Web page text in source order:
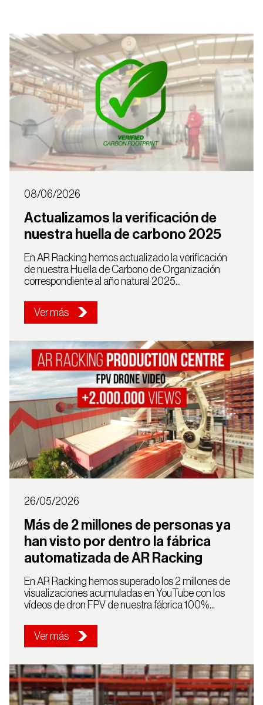
Selecciona tu país
País
Continuar
08/06/2026
Actualizamos la verificación de
nuestra huella de carbono 2025
En AR Racking hemos actualizado la verificación
de nuestra Huella de Carbono de Organización
correspondiente al año natural 2025...
Ver más
26/05/2026
Más de 2 millones de personas ya
han visto por dentro la fábrica
automatizada de AR Racking
En AR Racking hemos superado los 2 millones de
visualizaciones acumuladas en YouTube con los
vídeos de dron FPV de nuestra fábrica 100%...
Ver más